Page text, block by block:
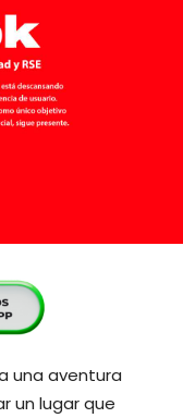
una aventura
un lugar que